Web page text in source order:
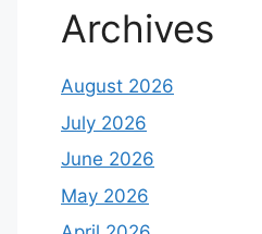
Archives
August 2026
July 2026
June 2026
May 2026